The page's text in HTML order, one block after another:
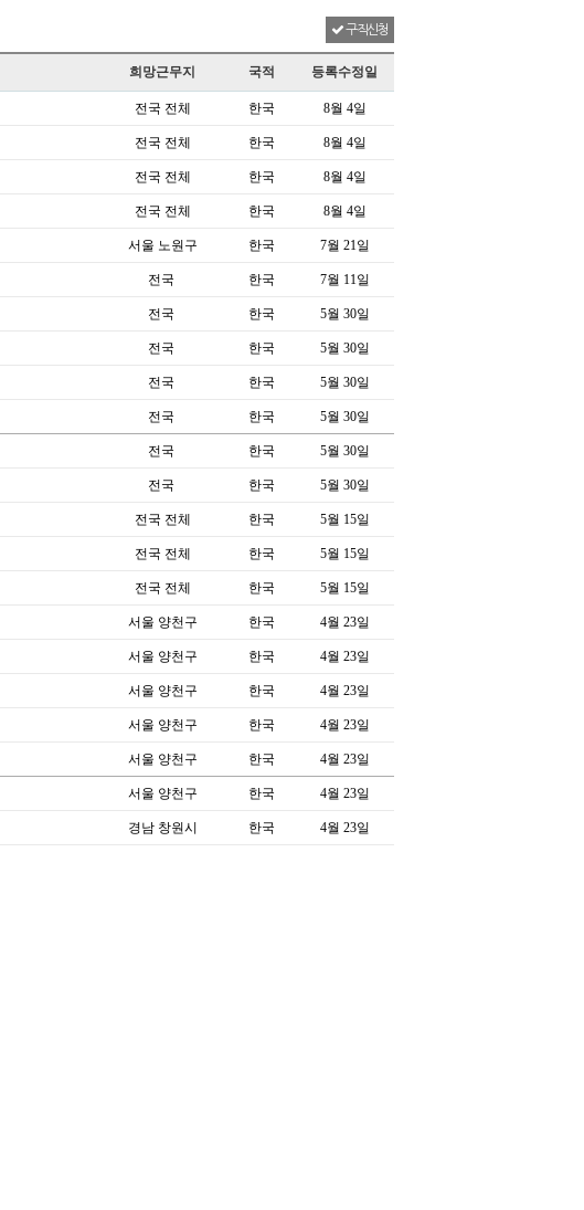
구직신청
희망근무지 국적 등록수정일
전국 전체 한국 8월 4일
전국 전체 한국 8월 4일
전국 전체 한국 8월 4일
전국 전체 한국 8월 4일
서울 노원구 한국 7월 21일
전국 한국 7월 11일
전국 한국 5월 30일
전국 한국 5월 30일
전국 한국 5월 30일
전국 한국 5월 30일
전국 한국 5월 30일
전국 한국 5월 30일
전국 전체 한국 5월 15일
전국 전체 한국 5월 15일
전국 전체 한국 5월 15일
서울 양천구 한국 4월 23일
서울 양천구 한국 4월 23일
서울 양천구 한국 4월 23일
서울 양천구 한국 4월 23일
서울 양천구 한국 4월 23일
서울 양천구 한국 4월 23일
경남 창원시 한국 4월 23일